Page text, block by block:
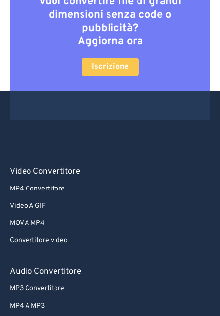
dimensioni senza code o
pubblicità?
Aggiorna ora
Iscrizione
Video Convertitore
MP4 Convertitore
Video A GIF
MOV A MP4
Convertitore video
Audio Convertitore
MP3 Convertitore
MP4 A MP3